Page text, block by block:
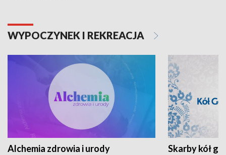
WYPOCZYNEK I REKREACJA
Alchemia zdrowia i urody Skarby kół